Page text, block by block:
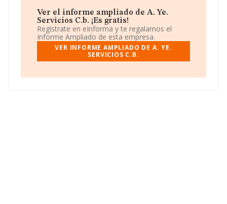
Ver el informe ampliado de A. Ye.
Servicios C.b. ¡Es gratis!
Regístrate en eInforma y te regalamos el
Informe Ampliado de esta empresa.
VER INFORME AMPLIADO DE A. YE.
SERVICIOS C.B.